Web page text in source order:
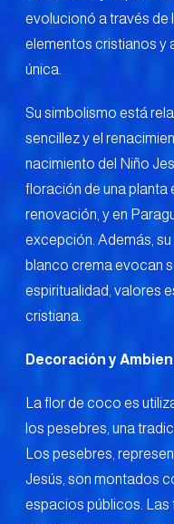
evolucionó a través de
elementos cristianos y
única.
Su simbolismo está
sencillez y el
nacimiento del Niño
floración de una planta
renovación, y en
excepción. Además,
blanco crema evocan
espiritualidad, valores
cristiana.
Decoración y
La flor de coco es
los pesebres, una
Los pesebres,
Jesús, son montados
espacios públicos. Las